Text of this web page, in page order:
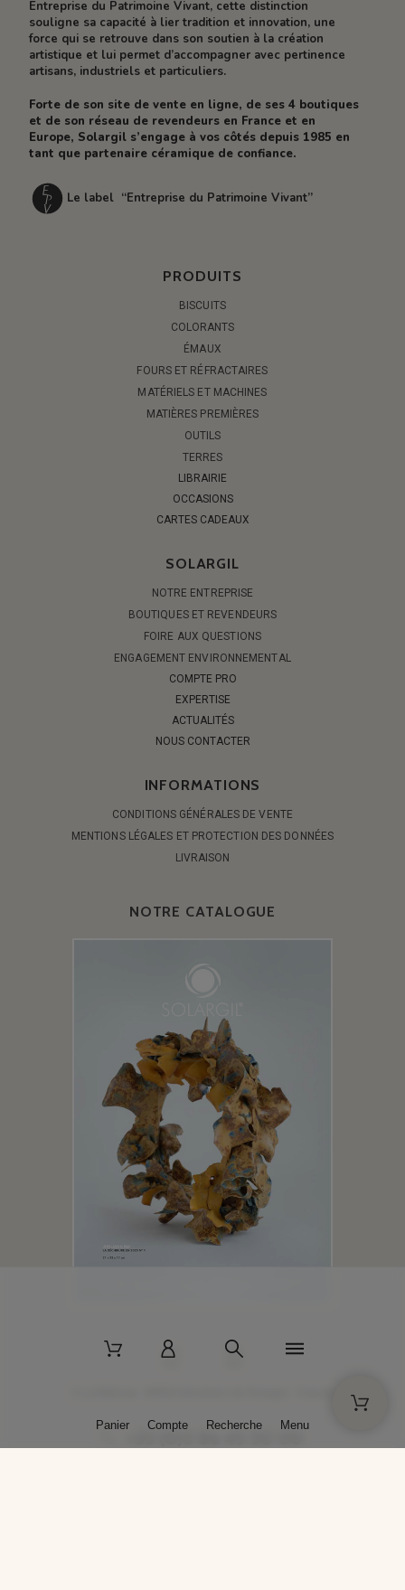
Entreprise du Patrimoine Vivant, cette distinction
souligne sa capacité à lier tradition et innovation, une
force qui se retrouve dans son soutien à la création
artistique et lui permet d’accompagner avec pertinence
artisans, industriels et particuliers.
Forte de son site de vente en ligne, de ses 4 boutiques
et de son réseau de revendeurs en France et en
Europe, Solargil s’engage à vos côtés depuis 1985 en
tant que partenaire céramique de confiance.
Le label “Entreprise du Patrimoine Vivant”
PRODUITS
BISCUITS
COLORANTS
ÉMAUX
FOURS ET RÉFRACTAIRES
MATÉRIELS ET MACHINES
MATIÈRES PREMIÈRES
OUTILS
TERRES
LIBRAIRIE
OCCASIONS
CARTES CADEAUX
SOLARGIL
NOTRE ENTREPRISE
BOUTIQUES ET REVENDEURS
FOIRE AUX QUESTIONS
ENGAGEMENT ENVIRONNEMENTAL
COMPTE PRO
EXPERTISE
ACTUALITÉS
NOUS CONTACTER
INFORMATIONS
CONDITIONS GÉNÉRALES DE VENTE
MENTIONS LÉGALES ET PROTECTION DES DONNÉES
LIVRAISON
NOTRE CATALOGUE
+33 (0)3 86 45 50 00
Panier Compte Recherche Menu